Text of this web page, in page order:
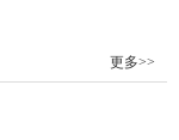
更多>>